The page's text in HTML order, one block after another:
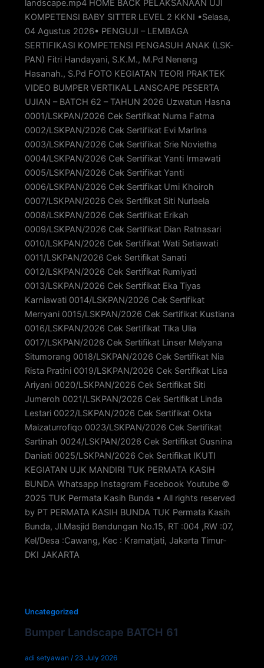
landscape.mp4 HOME BACK PELAKSANAAN UJI
KOMPETENSI BABY SITTER LEVEL 2 KKNI •Selasa,
04 Agustus 2026• PENGUJI – LEMBAGA
SERTIFIKASI KOMPETENSI PENGASUH ANAK (LSK-
PAN) Fitri Handayani, S.K.M., M.Pd Neneng
Hasanah., S.Pd FOTO KEGIATAN TEORI PRAKTEK
VIDEO BUMPER VERTIKAL LANSCAPE PESERTA
UJIAN – BATCH 62 – TAHUN 2026 Uzwatun Hasna
0001/LSKPAN/2026 Cek Sertifikat Nurna Fatma
0002/LSKPAN/2026 Cek Sertifikat Evi Marlina
0003/LSKPAN/2026 Cek Sertifikat Srie Novietha
0004/LSKPAN/2026 Cek Sertifikat Yanti Irmawati
0005/LSKPAN/2026 Cek Sertifikat Yanti
0006/LSKPAN/2026 Cek Sertifikat Umi Khoiroh
0007/LSKPAN/2026 Cek Sertifikat Siti Nurlaela
0008/LSKPAN/2026 Cek Sertifikat Erikah
0009/LSKPAN/2026 Cek Sertifikat Dian Ratnasari
0010/LSKPAN/2026 Cek Sertifikat Wati Setiawati
0011/LSKPAN/2026 Cek Sertifikat Sanati
0012/LSKPAN/2026 Cek Sertifikat Rumiyati
0013/LSKPAN/2026 Cek Sertifikat Eka Tiyas
Karniawati 0014/LSKPAN/2026 Cek Sertifikat
Merryani 0015/LSKPAN/2026 Cek Sertifikat Kustiana
0016/LSKPAN/2026 Cek Sertifikat Tika Ulia
0017/LSKPAN/2026 Cek Sertifikat Linser Melyana
Situmorang 0018/LSKPAN/2026 Cek Sertifikat Nia
Rista Pratini 0019/LSKPAN/2026 Cek Sertifikat Lisa
Ariyani 0020/LSKPAN/2026 Cek Sertifikat Siti
Jumeroh 0021/LSKPAN/2026 Cek Sertifikat Linda
Lestari 0022/LSKPAN/2026 Cek Sertifikat Okta
Maizaturrofiqo 0023/LSKPAN/2026 Cek Sertifikat
Sartinah 0024/LSKPAN/2026 Cek Sertifikat Gusnina
Daniati 0025/LSKPAN/2026 Cek Sertifikat IKUTI
KEGIATAN UJK MANDIRI TUK PERMATA KASIH
BUNDA Whatsapp Instagram Facebook Youtube ©
2025 TUK Permata Kasih Bunda • All rights reserved
by PT PERMATA KASIH BUNDA TUK Permata Kasih
Bunda, Jl.Masjid Bendungan No.15, RT :004 ,RW :07,
Kel/Desa :Cawang, Kec : Kramatjati, Jakarta Timur-
DKI JAKARTA
Uncategorized
Bumper Landscape BATCH 61
adi setyawan / 23 July 2026